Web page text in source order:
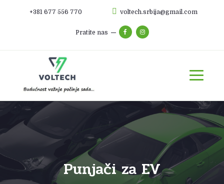
+381 677 556 770 voltech.srbija@gmail.com
Pratite nas
Punjači za EV